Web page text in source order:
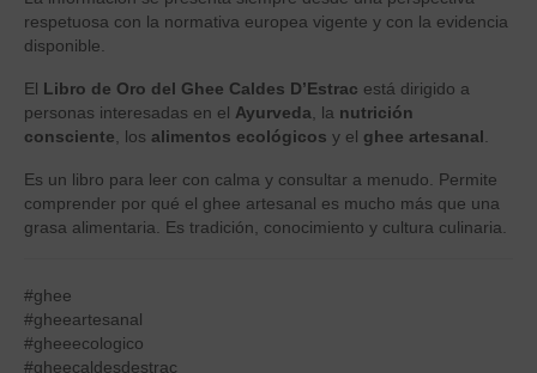
respetuosa con la normativa europea vigente y con la evidencia
disponible.
El Libro de Oro del Ghee Caldes D’Estrac está dirigido a
personas interesadas en el Ayurveda , la nutrición
consciente , los alimentos ecológicos y el ghee artesanal
Es un libro para leer con calma y consultar a menudo. Permite
comprender por qué el ghee artesanal es mucho más que una
grasa alimentaria. Es tradición, conocimiento y cultura culinaria.
#ghee
#gheeartesanal
#gheeecologico
#gheecaldesdestrac